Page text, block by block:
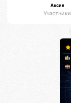
Аксия
Участники